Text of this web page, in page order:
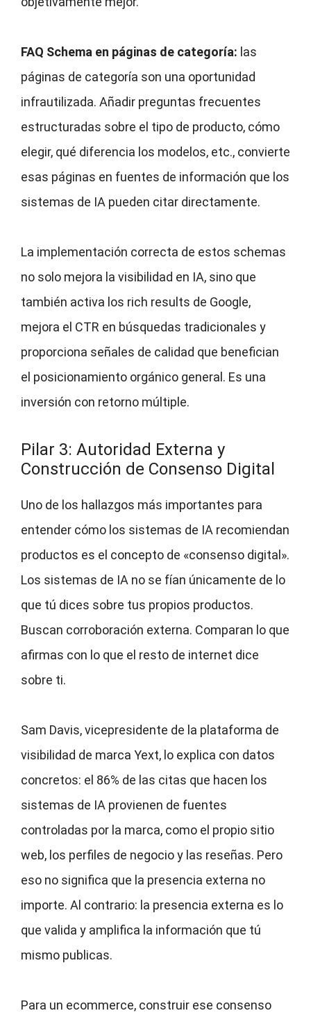
FAQ Schema en páginas de categoría: las
páginas de categoría son una oportunidad
infrautilizada. Añadir preguntas frecuentes
estructuradas sobre el tipo de producto, cómo
elegir, qué diferencia los modelos, etc., convierte
esas páginas en fuentes de información que los
sistemas de IA pueden citar directamente.
La implementación correcta de estos schemas
no solo mejora la visibilidad en IA, sino que
también activa los rich results de Google,
mejora el CTR en búsquedas tradicionales y
proporciona señales de calidad que benefician
el posicionamiento orgánico general. Es una
inversión con retorno múltiple.
Pilar 3: Autoridad Externa y
Construcción de Consenso Digital
Uno de los hallazgos más importantes para
entender cómo los sistemas de IA recomiendan
productos es el concepto de «consenso digital».
Los sistemas de IA no se fían únicamente de lo
que tú dices sobre tus propios productos.
Buscan corroboración externa. Comparan lo que
afirmas con lo que el resto de internet dice
sobre ti.
Sam Davis, vicepresidente de la plataforma de
visibilidad de marca Yext, lo explica con datos
concretos: el 86% de las citas que hacen los
sistemas de IA provienen de fuentes
controladas por la marca, como el propio sitio
web, los perfiles de negocio y las reseñas. Pero
eso no significa que la presencia externa no
importe. Al contrario: la presencia externa es lo
que valida y amplifica la información que tú
mismo publicas.
Para un ecommerce, construir ese consenso